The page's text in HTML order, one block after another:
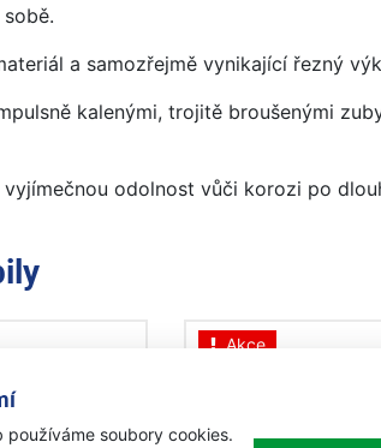
používáme soubory cookies.
a samozřejmě vynikající řezný
kalenými, trojitě broušenými
odolnost vůči korozi po
Akce